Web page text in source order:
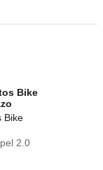
Bike
Bike
2.0